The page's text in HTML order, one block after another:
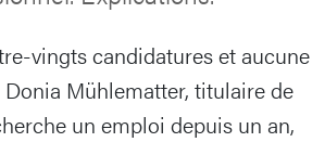
vingts candidatures et aucune
Mühlematter, titulaire de
un emploi depuis un an,